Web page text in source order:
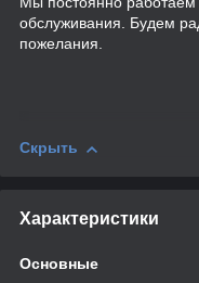
обслуживания. Будем
пожелания.
Скрыть
Характеристики
Основные